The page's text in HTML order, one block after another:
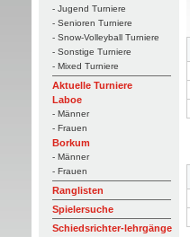
- Jugend Turniere
- Senioren Turniere
- Snow-Volleyball Turniere
- Sonstige Turniere
- Mixed Turniere
Aktuelle Turniere
Laboe
- Männer
- Frauen
Borkum
- Männer
- Frauen
Ranglisten
Spielersuche
Schiedsrichter-lehrgänge